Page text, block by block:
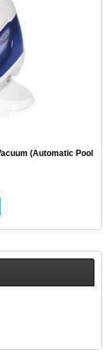
(Automatic Pool